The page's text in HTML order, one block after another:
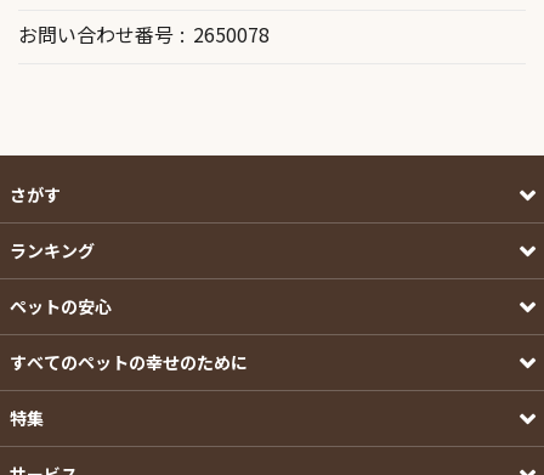
お問い合わせ番号
2650078
さがす
ランキング
ペットの安心
すべてのペットの幸せのために
特集